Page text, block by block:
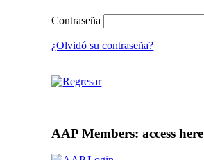
Contraseña
¿Olvidó su contraseña?
AAP Members: access here